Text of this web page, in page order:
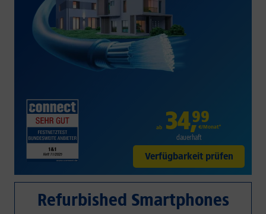
ab 34,99
€/Monat*
dauerhaft
Verfügbarkeit prüfen
Refurbished Smartphones